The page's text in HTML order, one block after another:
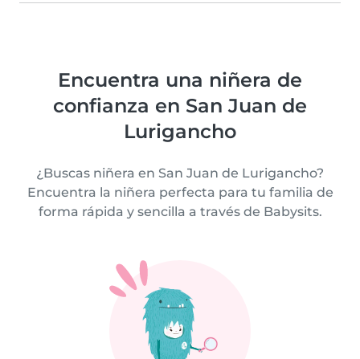
Encuentra una niñera de
confianza en San Juan de
Lurigancho
¿Buscas niñera en San Juan de Lurigancho?
Encuentra la niñera perfecta para tu familia de
forma rápida y sencilla a través de Babysits.